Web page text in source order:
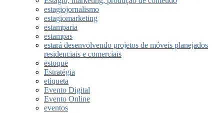
estagiojornalismo
estagiomarketing
estamparia
estampas
estará desenvolvendo projetos de móveis planejados
residenciais e comerciais
estoque
Estratégia
etiqueta
Evento Digital
Evento Online
eventos